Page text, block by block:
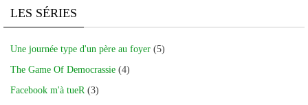
LES SÉRIES
Une journée type d'un père au foyer (5)
The Game Of Democrassie (4)
Facebook m'à tueR(3)